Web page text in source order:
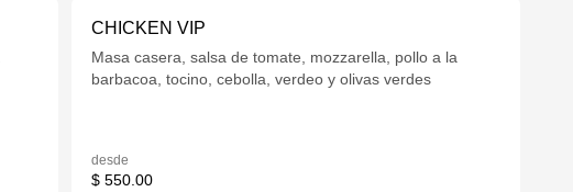
CHICKEN VIP
Masa casera, salsa de tomate, mozzarella, pollo a la
barbacoa, tocino, cebolla, verdeo y olivas verdes
desde
$ 550.00